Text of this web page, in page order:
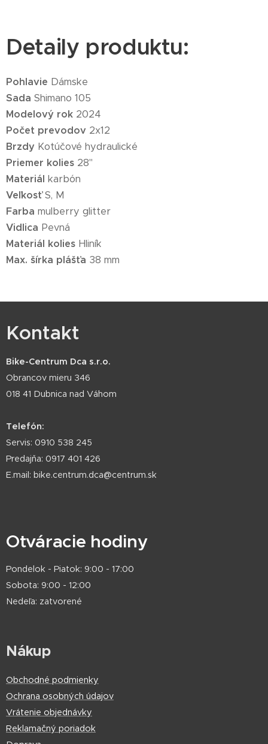
Detaily produktu:
Pohlavie Dámske
Sada Shimano 105
Modelový rok 2024
Počet prevodov 2x12
Brzdy Kotúčové hydraulické
Priemer kolies 28"
Materiál karbón
VeľkosťS, M
Farba mulberry glitter
Vidlica Pevná
Materiál kolies Hliník
Max. šírka plášťa 38 mm
Kontakt
Bike-Centrum Dca s.r.o.
Obrancov mieru 346
018 41 Dubnica nad Váhom
Telefón:
Servis: 0910 538 245
Predajňa: 0917 401 426
E.mail: bike.centrum.dca@centrum.sk
Otváracie hodiny
Pondelok - Piatok: 9:00 - 17:00
Sobota: 9:00 - 12:00
Nedeľa: zatvorené
Nákup
Obchodné podmienky
Ochrana osobných údajov
Vrátenie objednávky
Reklamačný poriadok